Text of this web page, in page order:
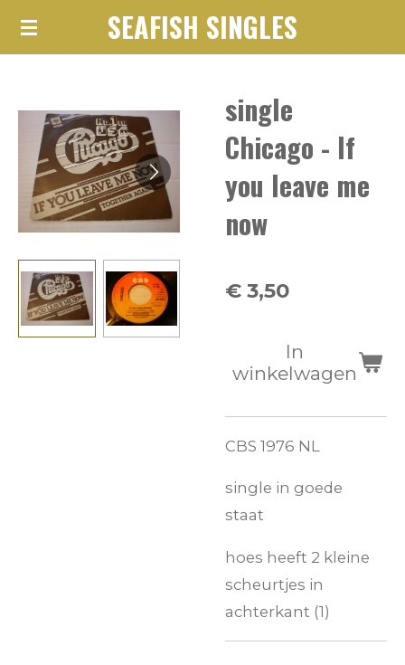
Ga
hoofdinhoud
SEAFISH SINGLES
single
Chicago - If
you leave me
now
€ 3,50
In
winkelwagen
CBS 1976 NL
single in goede
staat
hoes heeft 2 kleine
scheurtjes in
achterkant (1)